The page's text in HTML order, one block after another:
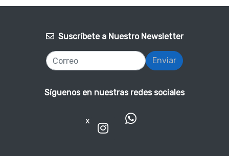
Suscríbete a Nuestro Newsletter
Enviar
Síguenos en nuestras redes sociales
x